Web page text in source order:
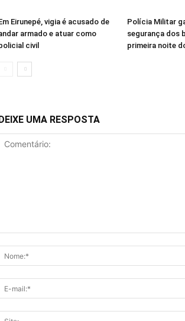
Eirunepé, vigia é acusado de
armado e atuar como
civil
Polícia Militar
segurança dos
primeira noite
UMA RESPOSTA